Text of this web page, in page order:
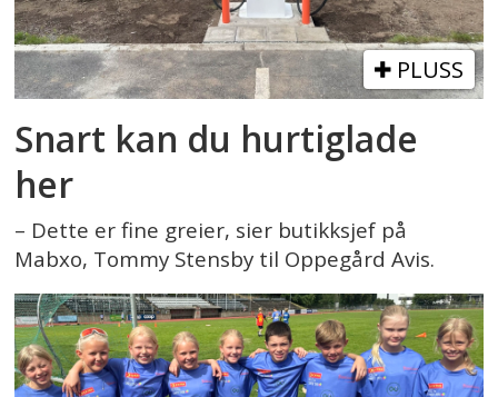
PLUSS
Snart kan du hurtiglade
her
– Dette er fine greier, sier butikksjef på
Mabxo, Tommy Stensby til Oppegård Avis.